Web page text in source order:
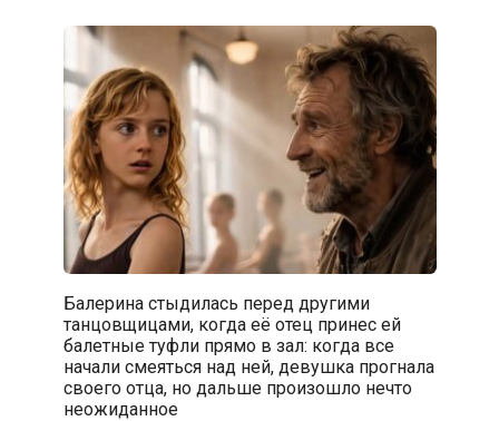
Балерина стыдилась перед другими
танцовщицами, когда её отец принес ей
балетные туфли прямо в зал: когда все
начали смеяться над ней, девушка прогнала
своего отца, но дальше произошло нечто
неожиданное